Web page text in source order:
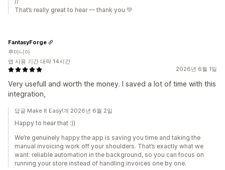
That’s really great to hear — thank you 💚
2026년 6월 1일
Very usefull and worth the money. I saved a lot of time with this
integration,
FantasyForge
루마니아
앱 사용 기간 대략 14시간
답글 Make It Easy!개 2026년 6월 2일
Happy to hear that :))
We’re genuinely happy the app is saving you time and taking the
manual invoicing work off your shoulders. That’s exactly what we
want: reliable automation in the background, so you can focus on
running your store instead of handling invoices one by one.